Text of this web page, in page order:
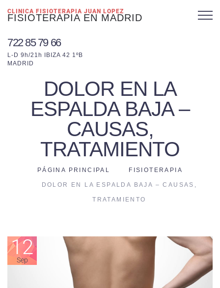
CLINICA FISIOTERAPIA JUAN LOPEZ
FISIOTERAPIA EN MADRID
722 85 79 66
L-D 9h/21h IBIZA 42 1ºB
MADRID
DOLOR EN LA
ESPALDA BAJA –
CAUSAS,
TRATAMIENTO
PÁGINA PRINCIPAL FISIOTERAPIA
DOLOR EN LA ESPALDA BAJA – CAUSAS,
TRATAMIENTO
12
Sep